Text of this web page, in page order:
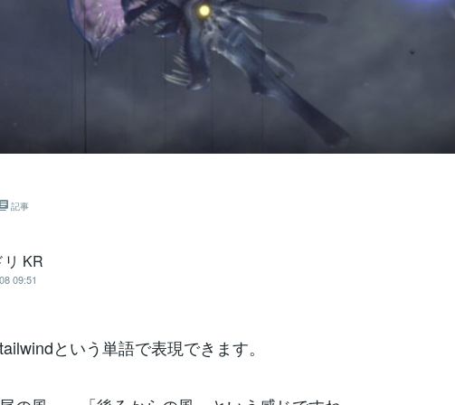
記事
KR
09:51
という単語で表現できます。